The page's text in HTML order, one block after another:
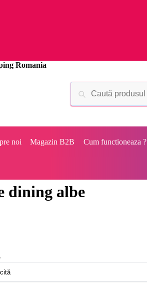
noi Magazin B2B Cum functioneaza ?
dining albe